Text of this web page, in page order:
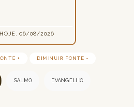
HOJE, 06/08/2026
+ DIMINUIR FONTE -
SALMO EVANGELHO